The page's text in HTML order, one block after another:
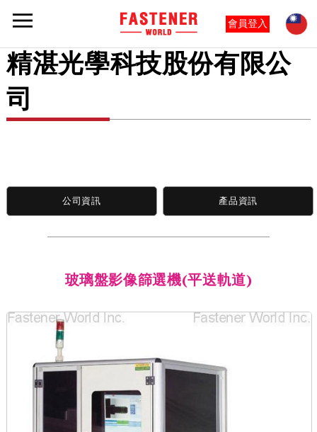
會員登入
精湛光學科技股份有限公
司
公司資訊 產品資訊
玻璃盤影像篩選機(平送軌道)